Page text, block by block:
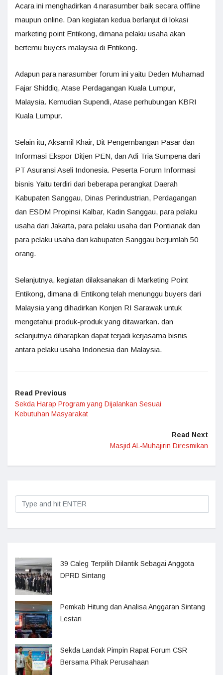
Acara ini menghadirkan 4 narasumber baik secara offline
maupun online. Dan kegiatan kedua berlanjut di lokasi
marketing point Entikong, dimana pelaku usaha akan
bertemu buyers malaysia di Entikong.
Adapun para narasumber forum ini yaitu Deden Muhamad
Fajar Shiddiq, Atase Perdagangan Kuala Lumpur,
Malaysia. Kemudian Supendi, Atase perhubungan KBRI
Kuala Lumpur.
Selain itu, Aksamil Khair, Dit Pengembangan Pasar dan
Informasi Ekspor Ditjen PEN, dan Adi Tria Sumpena dari
PT Asuransi Aseli Indonesia. Peserta Forum Informasi
bisnis Yaitu terdiri dari beberapa perangkat Daerah
Kabupaten Sanggau, Dinas Perindustrian, Perdagangan
dan ESDM Propinsi Kalbar, Kadin Sanggau, para pelaku
usaha dari Jakarta, para pelaku usaha dari Pontianak dan
para pelaku usaha dari kabupaten Sanggau berjumlah 50
orang.
Selanjutnya, kegiatan dilaksanakan di Marketing Point
Entikong, dimana di Entikong telah menunggu buyers dari
Malaysia yang dihadirkan Konjen RI Sarawak untuk
mengetahui produk-produk yang ditawarkan. dan
selanjutnya diharapkan dapat terjadi kerjasama bisnis
antara pelaku usaha Indonesia dan Malaysia.
Read Previous
Sekda Harap Program yang Dijalankan Sesuai
Kebutuhan Masyarakat
Read Next
Masjid AL-Muhajirin Diresmikan
39 Caleg Terpilih Dilantik Sebagai Anggota
DPRD Sintang
Pemkab Hitung dan Analisa Anggaran Sintang
Lestari
Sekda Landak Pimpin Rapat Forum CSR
Bersama Pihak Perusahaan